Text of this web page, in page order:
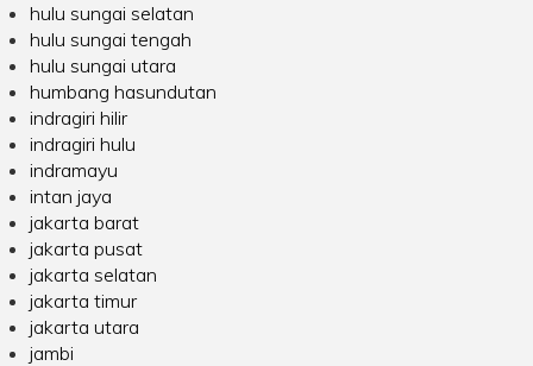
hulu sungai selatan
hulu sungai tengah
hulu sungai utara
humbang hasundutan
indragiri hilir
indragiri hulu
indramayu
intan jaya
jakarta barat
jakarta pusat
jakarta selatan
jakarta timur
jakarta utara
jambi